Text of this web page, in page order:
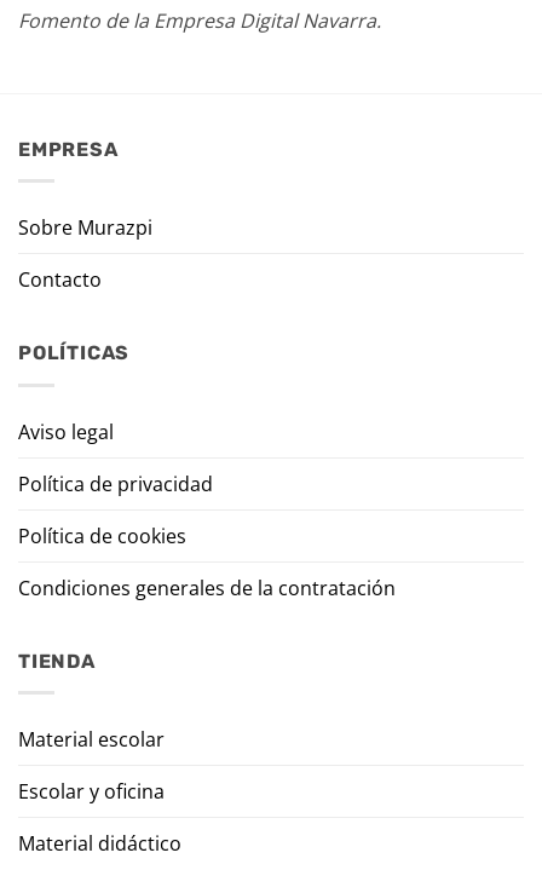
Fomento de la Empresa Digital Navarra.
EMPRESA
Sobre Murazpi
Contacto
POLÍTICAS
Aviso legal
Política de privacidad
Política de cookies
Condiciones generales de la contratación
TIENDA
Material escolar
Escolar y oficina
Material didáctico